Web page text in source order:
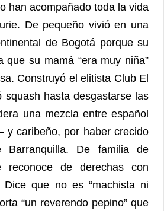
han acompañado toda la vida
De pequeño vivió en una
de Bogotá porque su
que su mamá “era muy niña”
Construyó el elitista Club El
squash hasta desgastarse las
una mezcla entre español
caribeño, por haber crecido
De familia de
reconoce de derechas con
Dice que no es “machista ni
“un reverendo pepino” que